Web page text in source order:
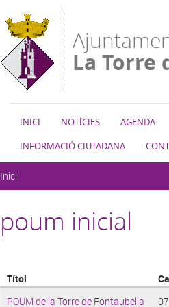
La Torre
INICI NOTÍCIES
AGENDA
INFORMACIÓ CIUTADANA
Inici
poum inicial
Títol
POUM de la Torre de Fontaubella